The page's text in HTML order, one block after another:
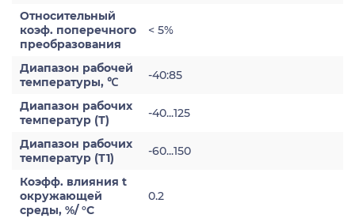
Относительный
коэф. поперечного
преобразования
< 5%
Диапазон рабочей
температуры, ℃
-40:85
Диапазон рабочих
температур (Т)
-40...125
Диапазон рабочих
температур (Т1)
-60...150
Коэфф. влияния t
окружающей
среды, %/ °С
0.2